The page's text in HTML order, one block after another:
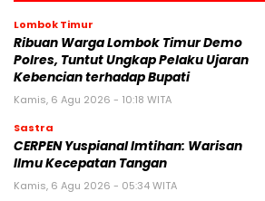
Lombok Timur
Ribuan Warga Lombok Timur Demo
Polres, Tuntut Ungkap Pelaku Ujaran
Kebencian terhadap Bupati
Kamis, 6 Agu 2026 - 10:18 WITA
Sastra
CERPEN Yuspianal Imtihan: Warisan
Ilmu Kecepatan Tangan
Kamis, 6 Agu 2026 - 05:34 WITA